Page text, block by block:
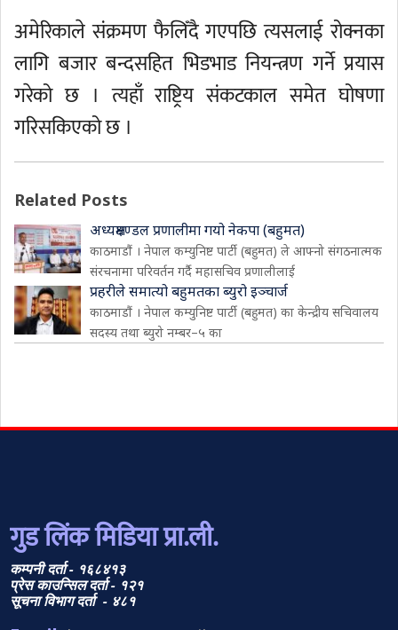
अमेरिकाले संक्रमण फैलिँदै गएपछि त्यसलाई रोक्नका
लागि बजार बन्दसहित भिडभाड नियन्त्रण गर्ने प्रयास
गरेको छ । त्यहाँ राष्ट्रिय संकटकाल समेत घोषणा
गरिसकिएको छ ।
Related Posts
अध्यक्षमण्डल प्रणालीमा गयो नेकपा (बहुमत)
काठमाडौं । नेपाल कम्युनिष्ट पार्टी (बहुमत) ले आफ्नो संगठनात्मक
संरचनामा परिवर्तन गर्दै महासचिव प्रणालीलाई
प्रहरीले समात्यो बहुमतका ब्युरो इञ्चार्ज
काठमाडौं । नेपाल कम्युनिष्ट पार्टी (बहुमत) का केन्द्रीय सचिवालय
सदस्य तथा ब्युरो नम्बर–५ का
गुड लिंक मिडिया प्रा.ली.
कम्पनी दर्ता - १६८४१३
प्रेस काउन्सिल दर्ता - १२१
सूचना विभाग दर्ता - ४८१